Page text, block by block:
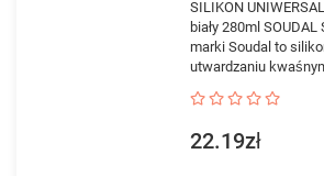
SILIKON
biały 280ml
marki Soudal to
utwardzaniu
22.19zł